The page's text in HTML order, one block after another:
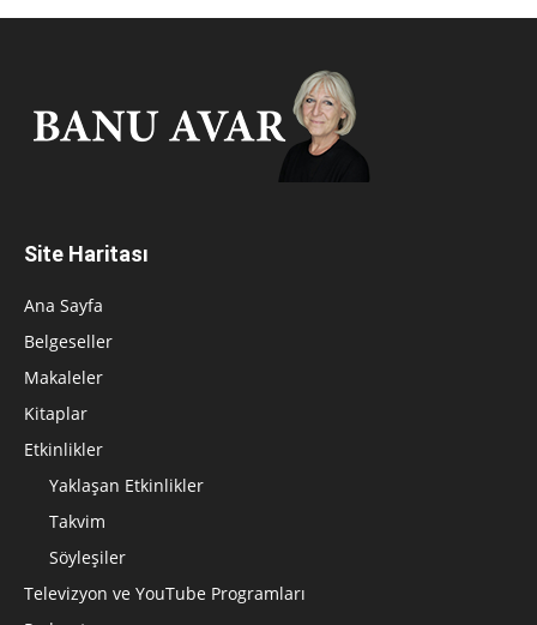
Site Haritası
Ana Sayfa
Belgeseller
Makaleler
Kitaplar
Etkinlikler
Yaklaşan Etkinlikler
Takvim
Söyleşiler
Televizyon ve YouTube Programları